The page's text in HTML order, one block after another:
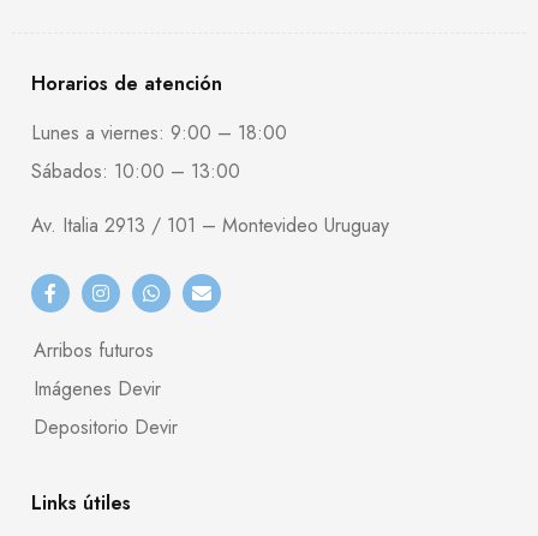
Horarios de atención
Lunes a viernes: 9:00 – 18:00
Sábados: 10:00 – 13:00
Av. Italia 2913 / 101 – Montevideo Uruguay
Arribos futuros
Imágenes Devir
Depositorio Devir
Links útiles